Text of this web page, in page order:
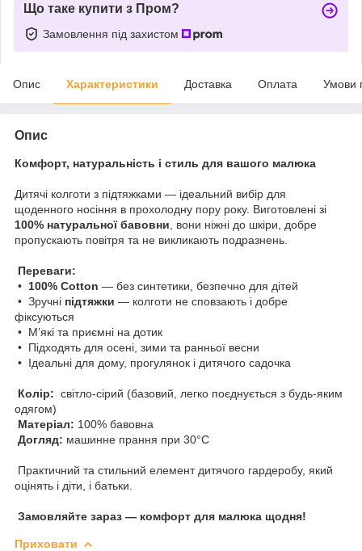
Що таке купити з Пром?
Замовлення під захистом
Опис Характеристики Доставка Оплата Умови
Опис
Комфорт, натуральність і стиль для вашого малюка
Дитячі колготи з підтяжками — ідеальний вибір для
щоденного носіння в прохолодну пору року. Виготовлені зі
100% натуральної бавовни , вони ніжні до шкіри, добре
пропускають повітря та не викликають подразнень.
Переваги:
• 100% Cotton — без синтетики, безпечно для дітей
• Зручні підтяжки — колготи не сповзають і добре
фіксуються
• М’які та приємні на дотик
• Підходять для осені, зими та ранньої весни
• Ідеальні для дому, прогулянок і дитячого садочка
Колір: світло-сірий (базовий, легко поєднується з будь-яким
одягом)
Матеріал: 100% бавовна
Догляд: машинне прання при 30°C
Практичний та стильний елемент дитячого гардеробу, який
оцінять і діти, і батьки.
Замовляйте зараз — комфорт для малюка щодня!
Приховати